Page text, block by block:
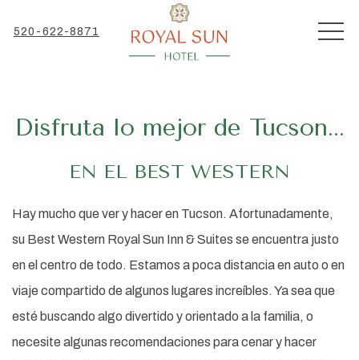
520-622-8871
Disfruta lo mejor de Tucson...
EN EL BEST WESTERN
Hay mucho que ver y hacer en Tucson. Afortunadamente,
su Best Western Royal Sun Inn & Suites se encuentra justo
en el centro de todo. Estamos a poca distancia en auto o en
viaje compartido de algunos lugares increíbles. Ya sea que
esté buscando algo divertido y orientado a la familia, o
necesite algunas recomendaciones para cenar y hacer